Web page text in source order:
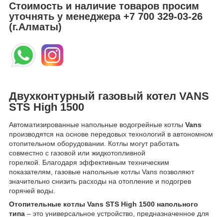
Стоимость и наличие товаров просим
уточнять у менеджера+7 700 329-03-26
(г.Алматы)
Двухконтурный газовый котел VANS
STS High 1500
Автоматизированные напольные водогрейные котлы Vans
производятся на основе передовых технологий в автономном
отопительном оборудовании. Котлы могут работать
совместно с газовой или жидкотопливной
горелкой. Благодаря эффективным техническим
показателям, газовые напольные котлы Vans позволяют
значительно снизить расходы на отопление и подогрев
горячей воды.
Отопительные котлы Vans STS High 1500 напольного
типа – это универсальное устройство, предназначенное для